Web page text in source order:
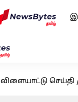
விளையாட்டு செய்தி